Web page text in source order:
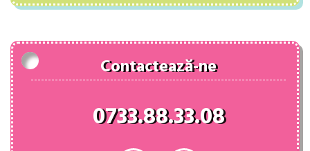
fost:
54.00 lei.
Contactează-ne
0733.88.33.08